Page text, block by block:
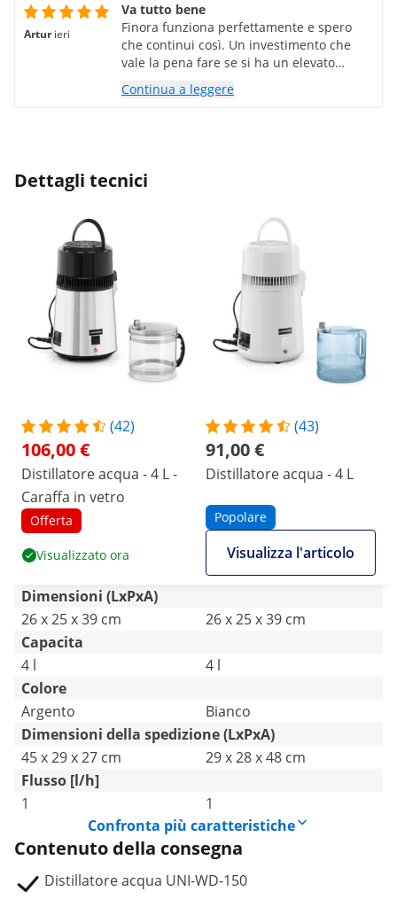
Arturieri
Va tutto bene
Finora funziona perfettamente e spero
che continui così. Un investimento che
vale la pena fare se si ha un elevato
fabbisogno di acqua distillata.
Continua a leggere
Dettagli tecnici
(42)
106,00 €
Distillatore acqua - 4 L -
Caraffa in vetro
Offerta
Visualizzato ora
(43)
91,00 €
Distillatore acqua - 4 L
Popolare
Visualizza l'articolo
Dimensioni (LxPxA)
26 x 25 x 39 cm
26 x 25 x 39 cm
Capacita
4 l
4 l
Colore
Argento
Bianco
Dimensioni della spedizione (LxPxA)
45 x 29 x 27 cm
29 x 28 x 48 cm
Flusso [l/h]
1
1
Confronta più caratteristiche
Contenuto della consegna
Distillatore acqua UNI-WD-150